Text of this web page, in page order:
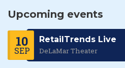
Upcoming events
10
SEP
RetailTrends Live
DeLaMar Theater